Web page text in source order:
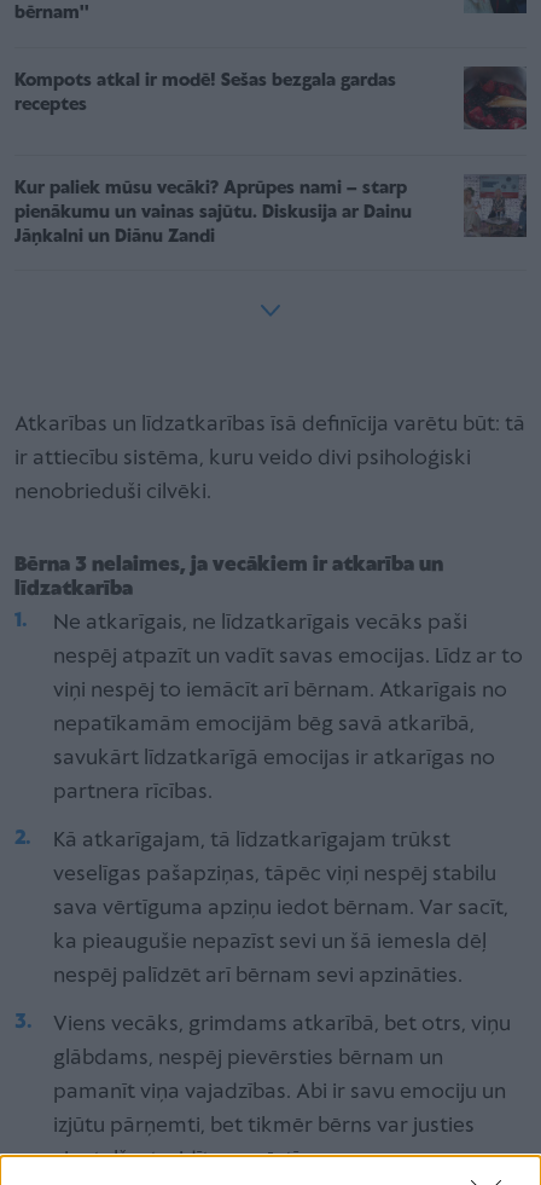
bērnam''
Kompots atkal ir modē! Sešas bezgala gardas
receptes
Kur paliek mūsu vecāki? Aprūpes nami – starp
pienākumu un vainas sajūtu. Diskusija ar Dainu
Jāņkalni un Diānu Zandi
Atkarības un līdzatkarības īsā definīcija varētu būt: tā
ir attiecību sistēma, kuru veido divi psiholoģiski
nenobrieduši cilvēki.
Bērna 3 nelaimes, ja vecākiem ir atkarība un
līdzatkarība
Ne atkarīgais, ne līdzatkarīgais vecāks paši
nespēj atpazīt un vadīt savas emocijas. Līdz ar to
viņi nespēj to iemācīt arī bērnam. Atkarīgais no
nepatīkamām emocijām bēg savā atkarībā,
savukārt līdzatkarīgā emocijas ir atkarīgas no
partnera rīcības.
Kā atkarīgajam, tā līdzatkarīgajam trūkst
veselīgas pašapziņas, tāpēc viņi nespēj stabilu
sava vērtīguma apziņu iedot bērnam. Var sacīt,
ka pieaugušie nepazīst sevi un šā iemesla dēļ
nespēj palīdzēt arī bērnam sevi apzināties.
Viens vecāks, grimdams atkarībā, bet otrs, viņu
glābdams, nespēj pievērsties bērnam un
pamanīt viņa vajadzības. Abi ir savu emociju un
izjūtu pārņemti, bet tikmēr bērns var justies
vientuļš, atraidīts, nevērtīgs.